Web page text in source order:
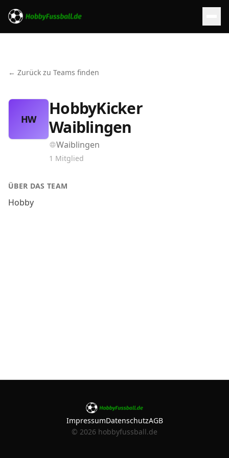
← Zurück zu Teams finden
HW
HobbyKicker
Waiblingen
Waiblingen
1 Mitglied
ÜBER DAS TEAM
Hobby
ImpressumDatenschutzAGB
© 2026 hobbyfussball.de